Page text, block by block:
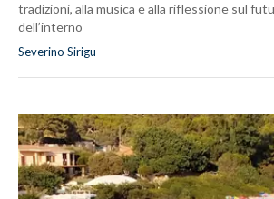
tradizioni, alla musica e alla riflessione sul
dell’interno
Severino Sirigu